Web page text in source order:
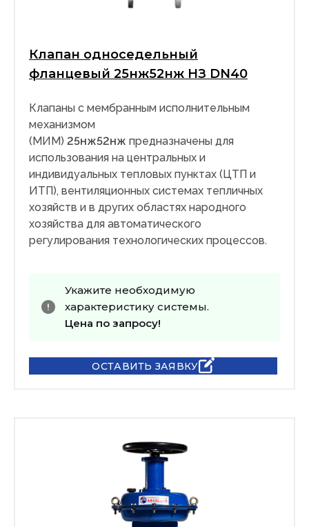
Клапан односедельный
фланцевый 25нж52нж НЗ DN40
Клапаны с мембранным исполнительным
механизмом
(МИМ) 25нж52нж предназначены для
использования на центральных и
индивидуальных тепловых пунктах (ЦТП и
ИТП), вентиляционных системах тепличных
хозяйств и в других областях народного
хозяйства для автоматического
регулирования технологических процессов.
Укажите необходимую
характеристику системы.
Цена по запросу!
ОСТАВИТЬ ЗАЯВКУ